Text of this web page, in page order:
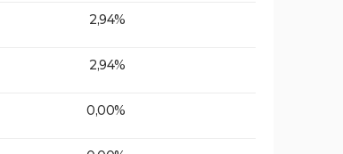
2,94%
2,94%
0,00%